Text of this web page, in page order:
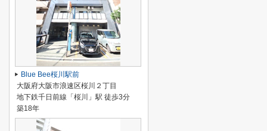
Blue Bee桜川駅前
大阪府大阪市浪速区桜川２丁目
地下鉄千日前線「桜川」駅 徒歩3分
築18年